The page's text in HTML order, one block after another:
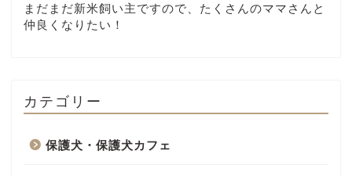
まだまだ新米飼い主ですので、たくさんのママさんと
仲良くなりたい！
カテゴリー
保護犬・保護犬カフェ